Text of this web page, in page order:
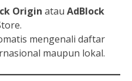
Origin atau AdBlock
mengenali daftar
maupun lokal.